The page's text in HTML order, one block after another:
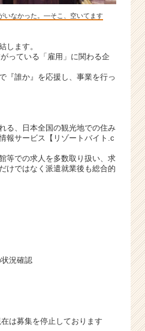
いなかった。―そこ、空いてます
します。
がっている「雇用」に関わる企
『誰か』を応援し、事業を行っ
る、日本全国の観光地での住み
報サービス【リゾートバイト.c
等での求人を多数取り扱い、求
けではなく派遣就業後も総合的
況確認
は募集を停止しております